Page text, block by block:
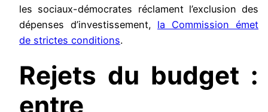
les sociaux-démocrates réclament l’exclusion des
dépenses d’investissement, la Commission émet
de strictes conditions.
Rejets du budget :
entre